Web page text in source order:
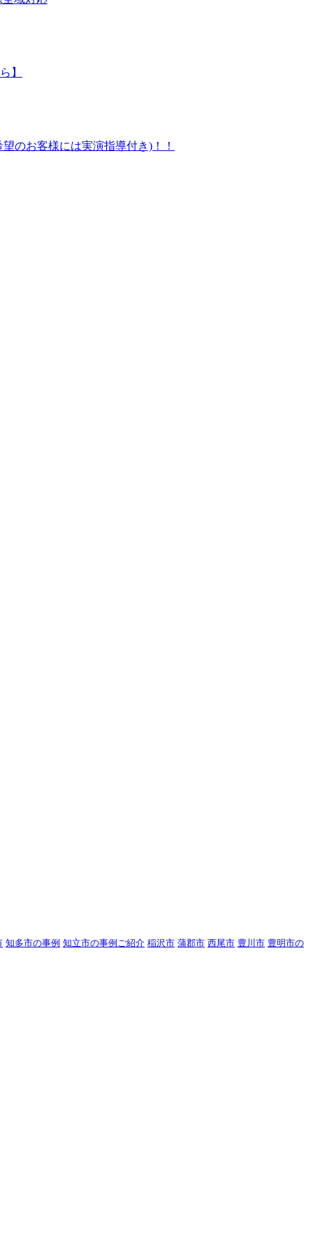
】
のお客様には実演指導付き)！！
知多市の事例 知立市の事例ご紹介 稲沢市 蒲郡市 西尾市 豊川市 豊明市の